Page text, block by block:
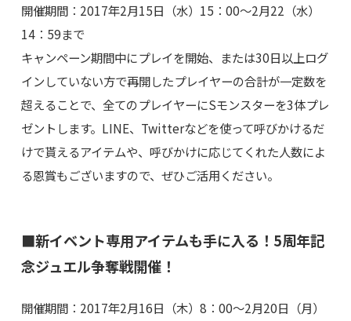
開催期間：2017年2月15日（水）15：00～2月22（水）
14：59まで
キャンペーン期間中にプレイを開始、または30日以上ログ
インしていない方で再開したプレイヤーの合計が一定数を
超えることで、全てのプレイヤーにSモンスターを3体プレ
ゼントします。LINE、Twitterなどを使って呼びかけるだ
けで貰えるアイテムや、呼びかけに応じてくれた人数によ
る恩賞もございますので、ぜひご活用ください。
■新イベント専用アイテムも手に入る！5周年記
念ジュエル争奪戦開催！
開催期間：2017年2月16日（木）8：00～2月20日（月）